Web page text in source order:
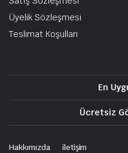
Üyelik Sözleşmesi
Teslimat Koşulları
En
Ücretsiz
Hakkımızda iletişim